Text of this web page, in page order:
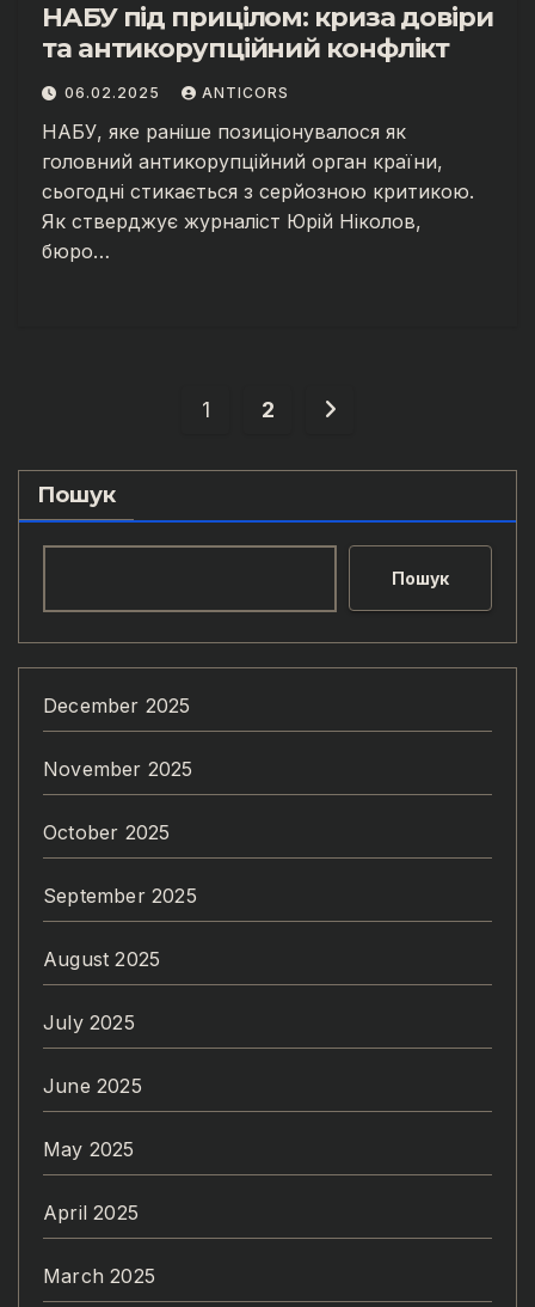
НАБУ під прицілом: криза довіри
та антикорупційний конфлікт
06.02.2025 ANTICORS
НАБУ, яке раніше позиціонувалося як
головний антикорупційний орган країни,
сьогодні стикається з серйозною критикою.
Як стверджує журналіст Юрій Ніколов,
бюро…
Posts
pagination
1 2
Пошук
Пошук
December 2025
November 2025
October 2025
September 2025
August 2025
July 2025
June 2025
May 2025
April 2025
March 2025